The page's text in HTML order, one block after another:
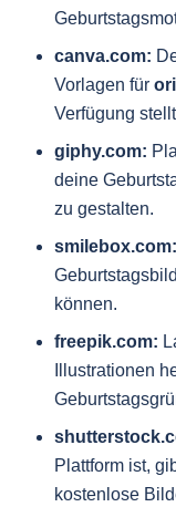
canva.com:
Vorlagen für
Verfügung
giphy.com:
deine
zu gestalten.
smilebox.com:
können.
freepik.com:
Illustrationen
Plattform ist,
kostenlose